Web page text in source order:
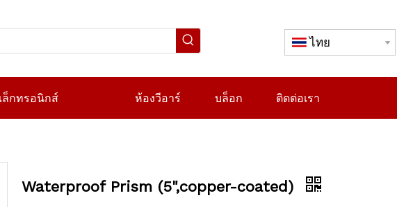
ไทย
ล็กทรอนิกส์ ห้องวีอาร์ บล็อก ติดต่อเรา
Waterproof Prism (5",copper-coated)